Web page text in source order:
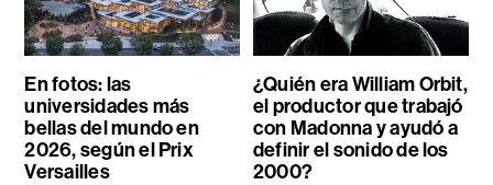
En fotos: las
universidades más
bellas del mundo en
2026, según el Prix
Versailles
¿Quién era William Orbit,
el productor que trabajó
con Madonna y ayudó a
definir el sonido de los
2000?